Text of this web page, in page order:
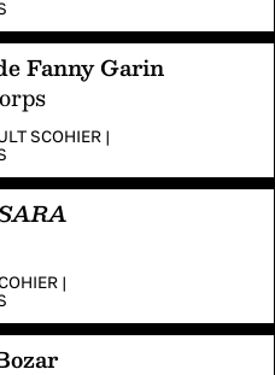
Fanny Garin
SCOHIER |
|